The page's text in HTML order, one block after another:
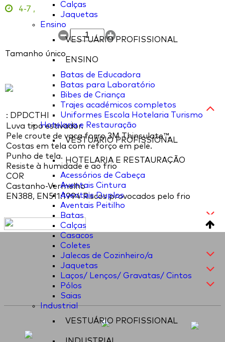
Calças
Jaquetas
Ensino
VESTUÁRIO PROFISSIONAL
ENSINO
Batas de Educadora
Batas para Laboratório
Bibes de Criança
Trajes académicos completos
Uniformes Escola Hotelaria Turismo
Hotelaria e Restauração
VESTUÁRIO PROFISSIONAL
HOTELARIA E RESTAURAÇÃO
Acessórios de Cabeça
Aventais Cintura
Aventais Duplos
Aventais Peitilho
Batas
Calças
Casacos
Coletes
Jalecas de Cozinheiro/a
Jaquetas
Laços/ Lenços/ Gravatas/ Cintos
Pólos
Saias
Industrial
VESTUÁRIO PROFISSIONAL
4-7 ,
Tamanho único
: DPDCTHI
Luva tipo estivador.
Pele croute de vaca forro 3M Thinsulate™.
Costas em tela com reforço em pele.
Punho de tela.
Resiste à humidade e ao frio
COR
Castanho-Vermelho
EN388, EN511:1994 Riscos provocados pelo frio